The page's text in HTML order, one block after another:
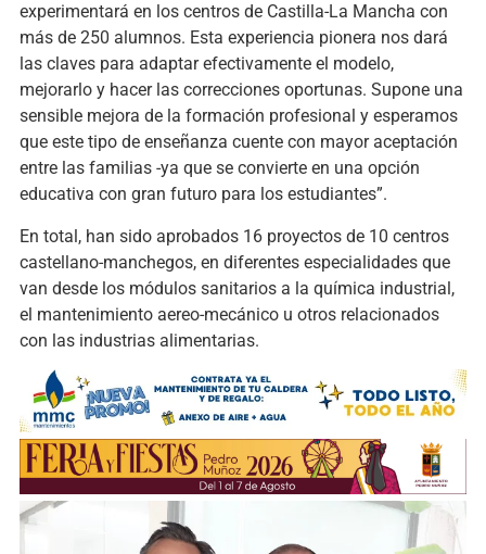
experimentará en los centros de Castilla-La Mancha con
más de 250 alumnos. Esta experiencia pionera nos dará
las claves para adaptar efectivamente el modelo,
mejorarlo y hacer las correcciones oportunas. Supone una
sensible mejora de la formación profesional y esperamos
que este tipo de enseñanza cuente con mayor aceptación
entre las familias -ya que se convierte en una opción
educativa con gran futuro para los estudiantes”.
En total, han sido aprobados 16 proyectos de 10 centros
castellano-manchegos, en diferentes especialidades que
van desde los módulos sanitarios a la química industrial,
el mantenimiento aereo-mecánico u otros relacionados
con las industrias alimentarias.